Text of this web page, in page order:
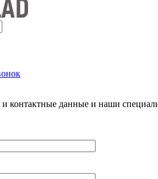
контактные данные и наши